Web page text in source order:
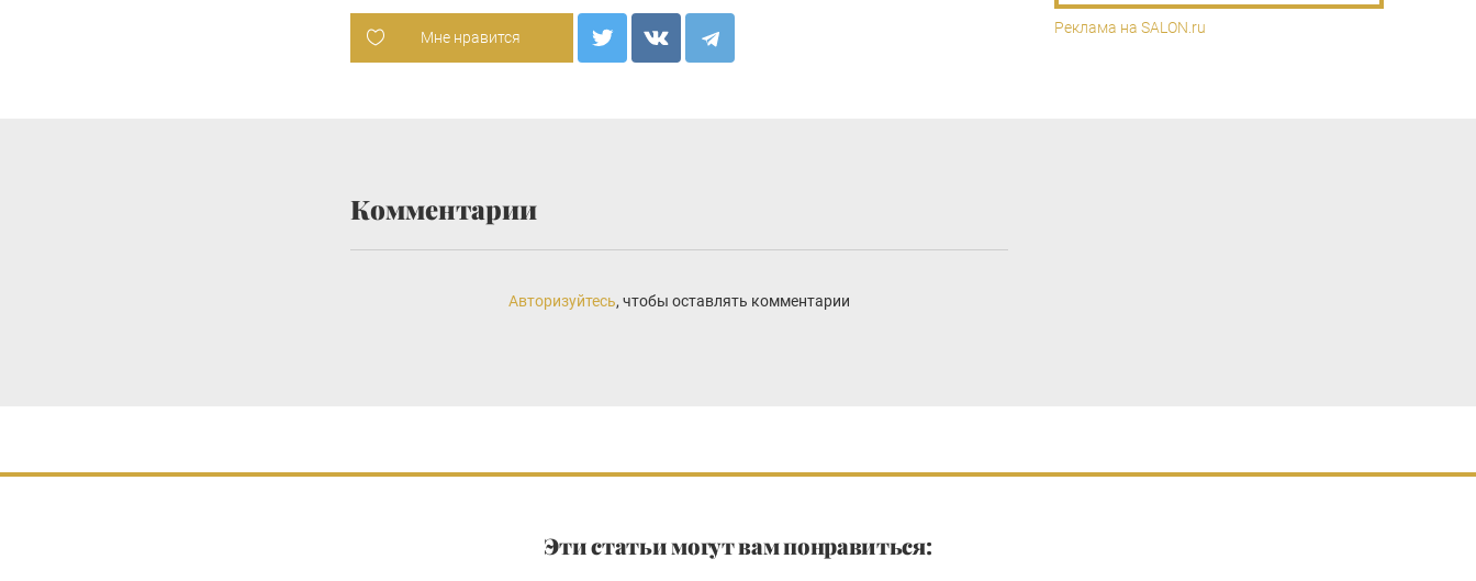
Мне нравится
Реклама на SALON.ru
Комментарии
Авторизуйтесь, чтобы оставлять комментарии
Эти статьи могут вам понравиться: